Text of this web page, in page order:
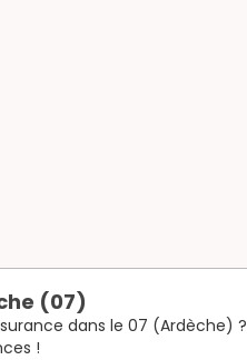
(07)
dans le 07 (Ardèche) ?
!